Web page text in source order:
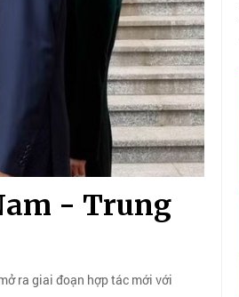
- Trung
ra giai đoạn hợp tác mới với